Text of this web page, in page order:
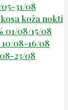
31/08
koža nokti
01/08/15/08
08-16/08
23/08